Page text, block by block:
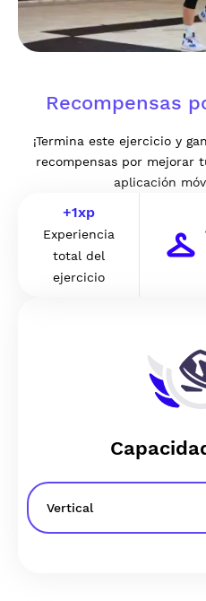
Recompensas
¡Termina este ejercicio y
recompensas por mejorar
aplicación
+1xp
Experiencia
total del
ejercicio
Vertical